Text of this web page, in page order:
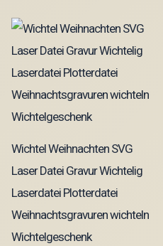
Wichtel Weihnachten SVG
Laser Datei Gravur Wichtelig
Laserdatei Plotterdatei
Weihnachtsgravuren wichteln
Wichtelgeschenk